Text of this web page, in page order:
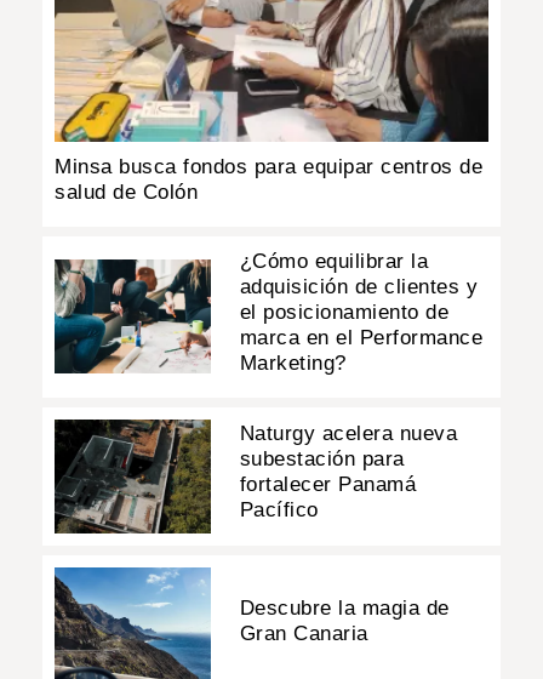
Minsa busca fondos para equipar centros de
salud de Colón
¿Cómo equilibrar la
adquisición de clientes y
el posicionamiento de
marca en el Performance
Marketing?
Naturgy acelera nueva
subestación para
fortalecer Panamá
Pacífico
Descubre la magia de
Gran Canaria